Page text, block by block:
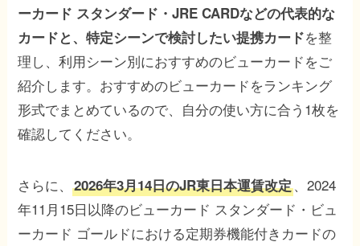
ーカード スタンダード・JRE CARDなどの代表的な
カードと、特定シーンで検討したい提携カードを整
理し、利用シーン別におすすめのビューカードをご
紹介します。おすすめのビューカードをランキング
形式でまとめているので、自分の使い方に合う1枚を
確認してください。
さらに、2026年3月14日のJR東日本運賃改定、2024
年11月15日以降のビューカード スタンダード・ビュ
ーカード ゴールドにおける定期券機能付きカードの